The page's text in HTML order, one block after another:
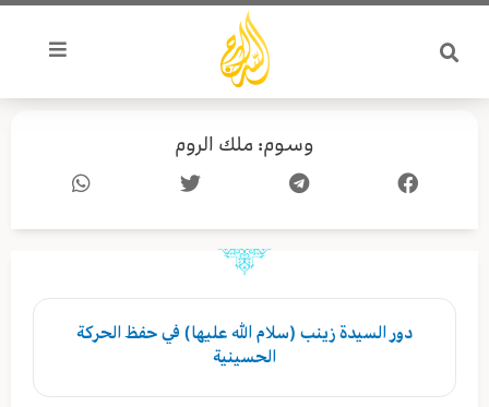
تخطي
المحتوى
وسوم: ملك الروم
دور السيدة زينب (سلام الله عليها) في حفظ الحركة
الحسينية